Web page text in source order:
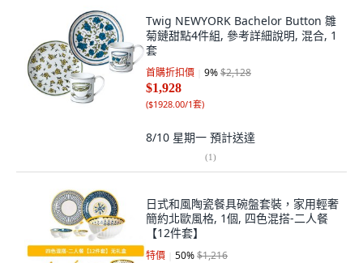
Twig NEWYORK Bachelor Button 雛
菊鏈甜點4件組, 參考詳細說明, 混合, 1
套
首購折扣價 9%$2,128
$1,928
($1928.00/1套)
8/10 星期一 預計送達
(1)
日式和風陶瓷餐具碗盤套裝，家用輕奢
簡約北歐風格, 1個, 四色混搭-二人餐
【12件套】
特價 50%$1,216